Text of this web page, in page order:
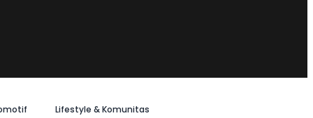
Lifestyle & Komunitas